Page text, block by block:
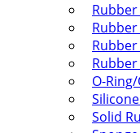
O-
Solid